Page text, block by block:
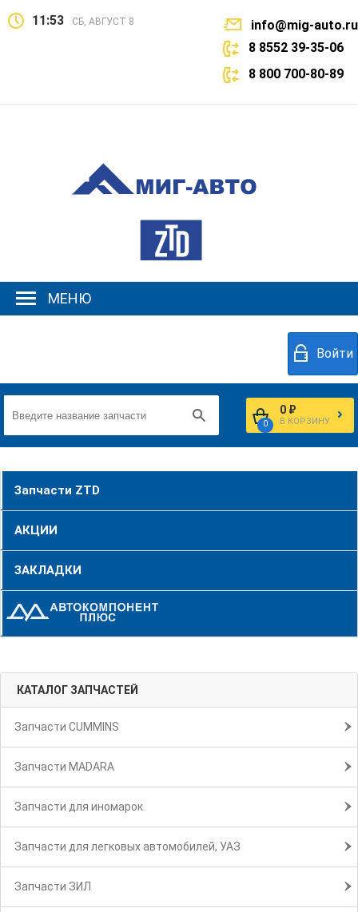
11:53 СБ, АВГУСТ 8
info@mig-auto.ru
8 8552 39-35-06
8 800 700-80-89
МЕНЮ
Войти
0
0 ₽
В КОРЗИНУ
Запчасти ZTD
АКЦИИ
ЗАКЛАДКИ
КАТАЛОГ ЗАПЧАСТЕЙ
Запчасти CUMMINS
Запчасти MADARA
Запчасти для иномарок
Запчасти для легковых автомобилей, УАЗ
Запчасти ЗИЛ